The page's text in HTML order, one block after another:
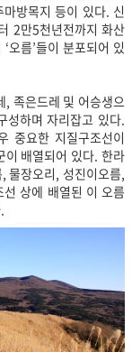
방목지 등이 있다. 신
2만5천년전까지 화산
오름’들이 분포되어 있
족은드레 및 어승생으
하며 자리잡고 있다.
중요한 지질구조선이
이 배열되어 있다. 한라
물장오리, 성진이오름,
상에 배열된 이 오름